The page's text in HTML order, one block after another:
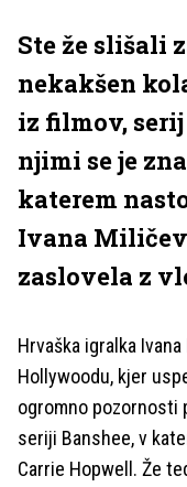
Ste že slišali
nekakšen
iz filmov,
njimi se je
katerem
Ivana
zaslovela z
Hrvaška igralka
Hollywoodu, kjer
ogromno pozornosti
seriji Banshee, v
Carrie Hopwell. Že